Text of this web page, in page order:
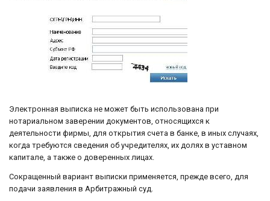
Электронная выписка не может быть использована при
нотариальном заверении документов, относящихся к
деятельности фирмы, для открытия счета в банке, в иных случаях,
когда требуются сведения об учредителях, их долях в уставном
капитале, а также о доверенных лицах.
Сокращенный вариант выписки применяется, прежде всего, для
подачи заявления в Арбитражный суд.